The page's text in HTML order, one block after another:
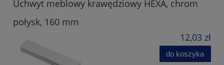
Uchwyt meblowy krawędziowy HEXA, chrom
połysk, 160 mm
12,03 zł
do koszyka